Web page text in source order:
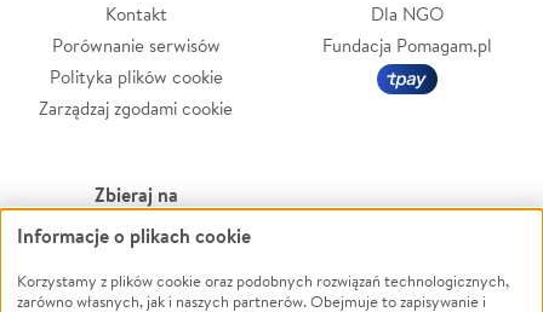
Kontakt
Porównanie serwisów
Polityka plików cookie
Zarządzaj zgodami cookie
Dla NGO
Fundacja Pomagam.pl
Zbieraj na
Leczenie
Zwierzęta
Powódź
Informacje o plikach cookie
Korzystamy z plików cookie oraz podobnych rozwiązań technologicznych,
zarówno własnych, jak i naszych partnerów. Obejmuje to zapisywanie i